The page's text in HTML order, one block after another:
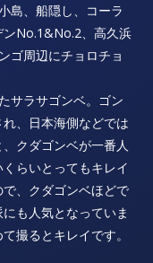
島、船隠し、コーラ
ンNo.1&No.2、高久浜
ゴ周辺にチョロチョ
サラサゴンベ。ゴン
、日本海側などでは
クダゴンベが一番人
らいとってもキレイ
、クダゴンベほどで
も人気となっていま
撮るとキレイです。